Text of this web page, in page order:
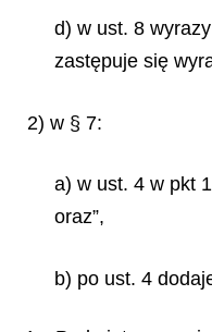
d) w ust. 8
zastępuje się
2) w § 7:
a) w ust. 4 w pkt
oraz”,
b) po ust. 4